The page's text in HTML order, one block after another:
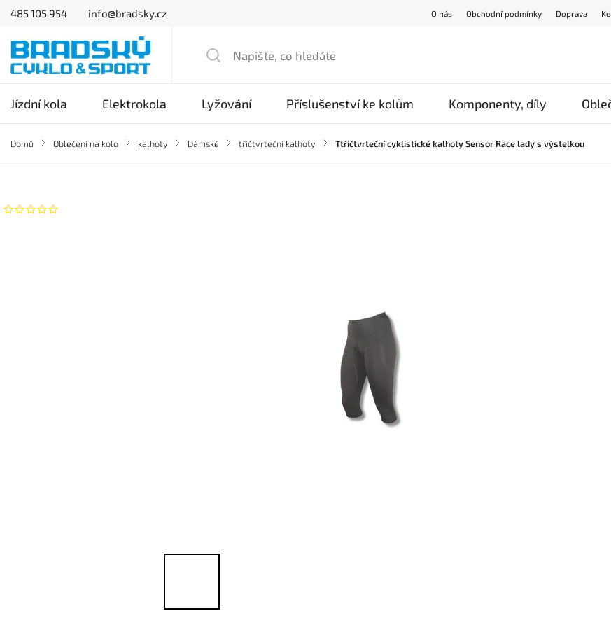
485 105 954 info@bradsky.cz O nás Obchodní podmínky Doprava
Jízdní kola Elektrokola Lyžování Příslušenství ke kolům Komponenty, díly
Domů / Oblečení na kolo / kalhoty / Dámské / tříčtvrteční kalhoty / Ttřičtvrteční cyklistické kalhoty Sensor Race lady s výstelkou